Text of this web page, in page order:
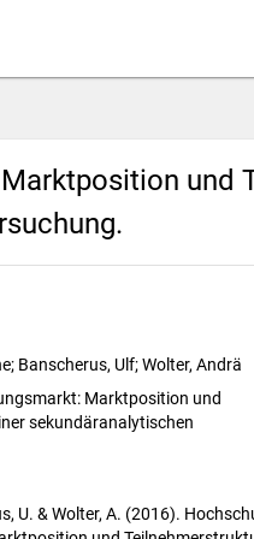
und
Banscherus, Ulf; Wolter, Andrä
Marktposition und
sekundäranalytischen
U. & Wolter, A. (2016).